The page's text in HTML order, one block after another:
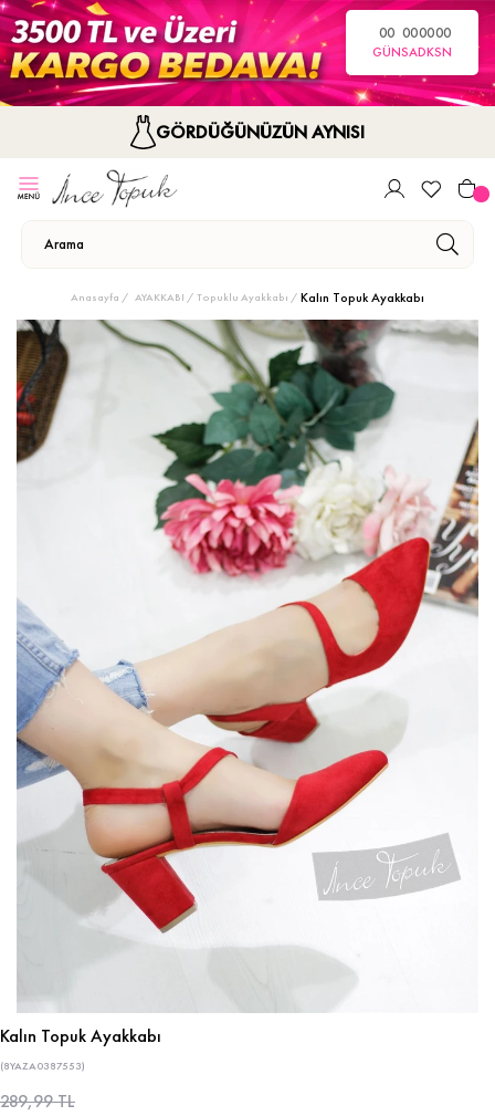
00
GÜN
00
SA
00
DK
00
SN
GÖRDÜĞÜNÜZÜN AYNISI
Anasayfa AYAKKABI Topuklu Ayakkabı Kalın Topuk Ayakkabı
Kalın Topuk Ayakkabı
(8YAZA0387553)
289,99 TL